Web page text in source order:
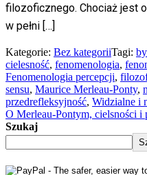
filozoficznego. Chociaż jest
w pełni […]
Kategorie: Bez kategoriiTagi:
cielesność, fenomenologia,
Fenomenologia percepcji,
sensu, Maurice Merleau-Ponty,
przedrefleksyjność, Widzialne i
O Merleau-Pontym, cielsności i
Szukaj